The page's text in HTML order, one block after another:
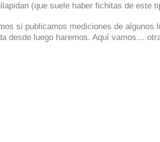
(que suele haber fichitas de este
si publicamos mediciones de algunos
desde luego haremos. Aquí vamos…